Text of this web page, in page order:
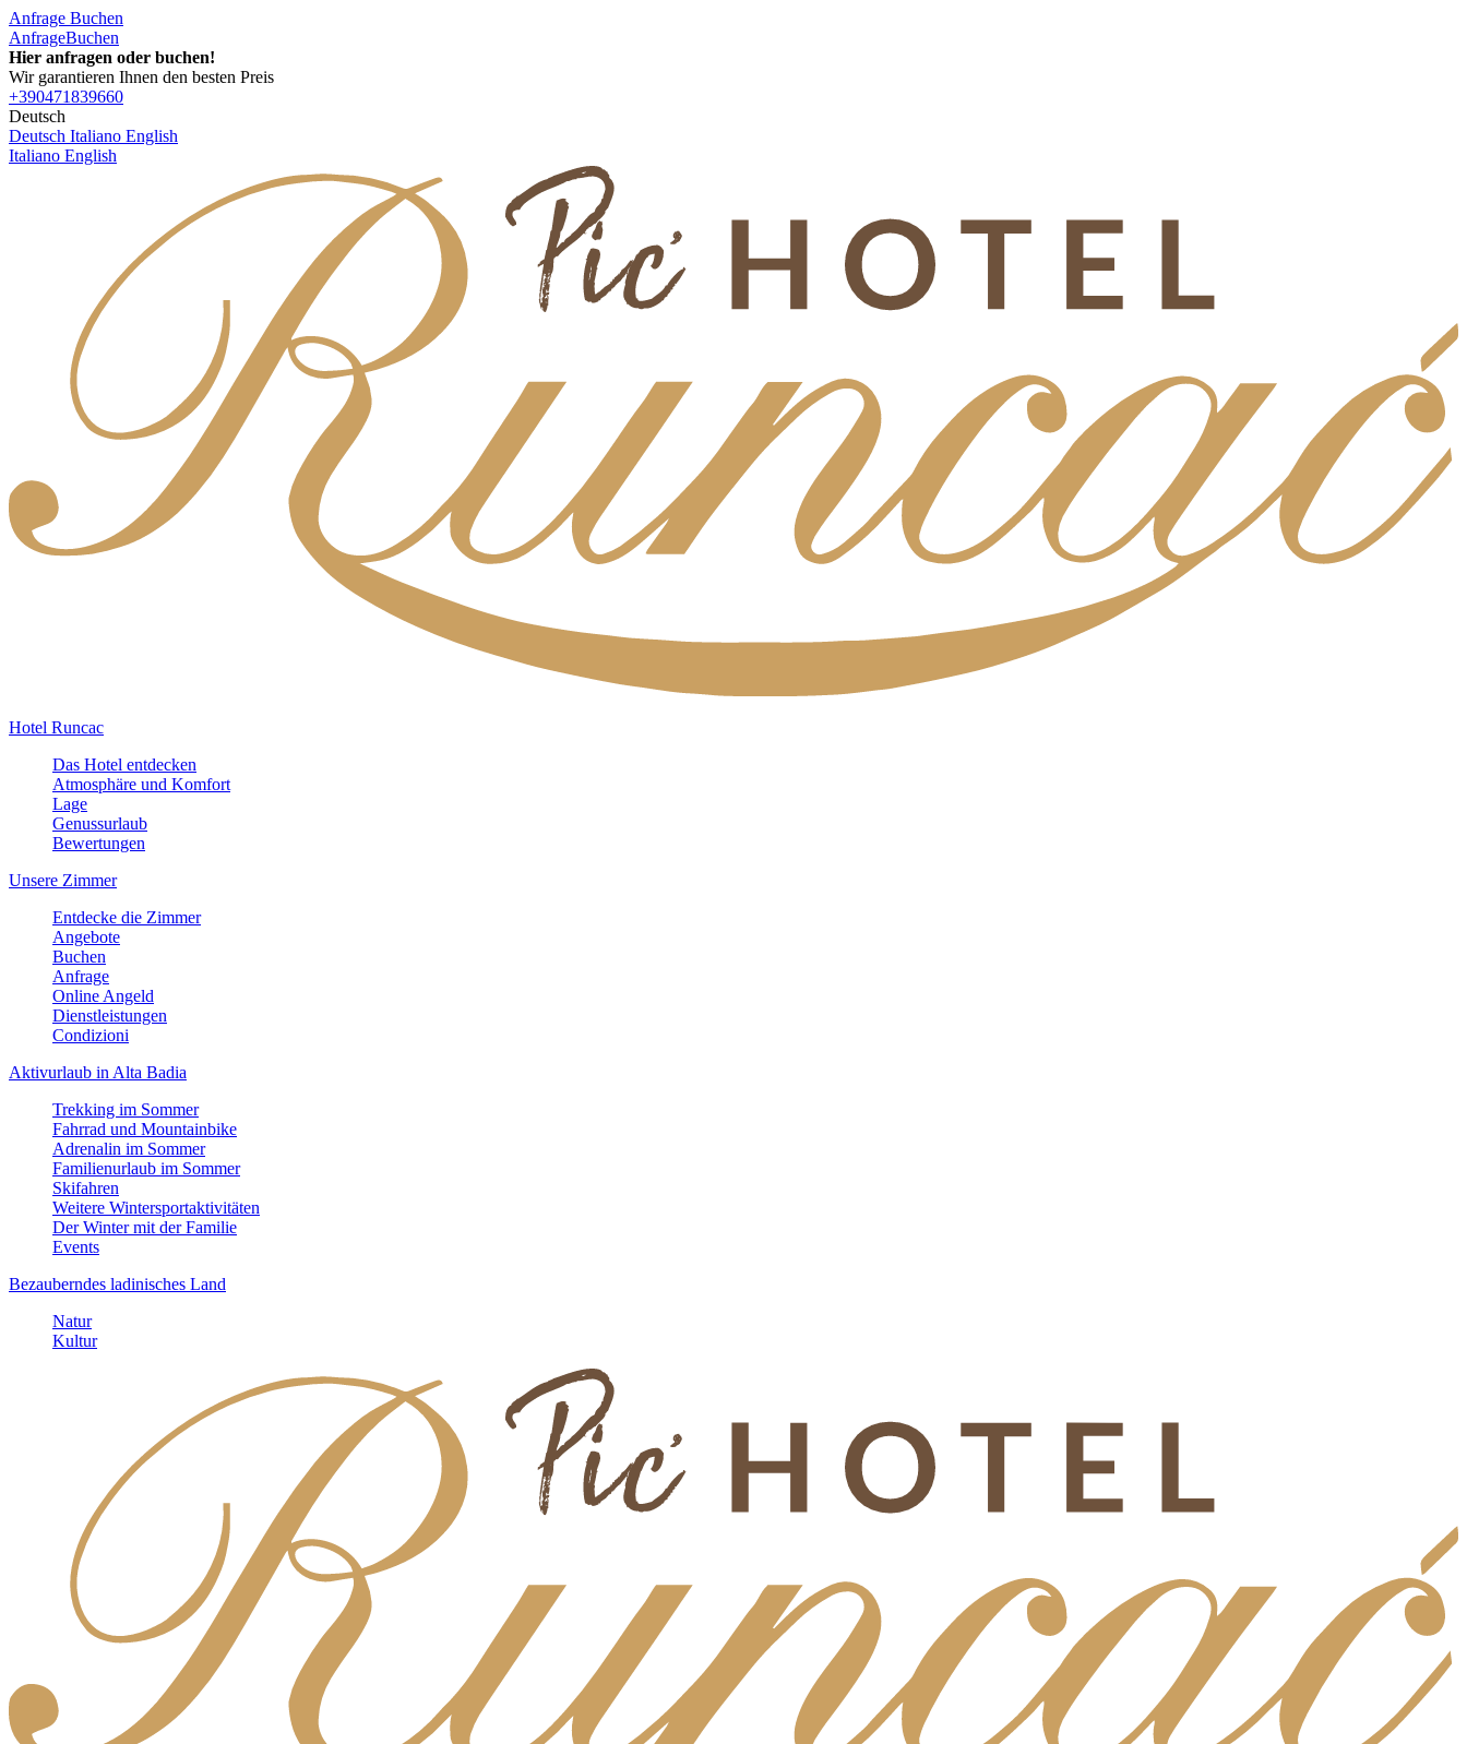
Anfrage Buchen
AnfrageBuchen
Hier anfragen oder buchen!
Wir garantieren Ihnen den besten Preis
+390471839660
Deutsch
Deutsch Italiano English
Italiano English
Hotel Runcac
Das Hotel entdecken
Atmosphäre und Komfort
Lage
Genussurlaub
Bewertungen
Unsere Zimmer
Entdecke die Zimmer
Angebote
Buchen
Anfrage
Online Angeld
Dienstleistungen
Condizioni
Aktivurlaub in Alta Badia
Trekking im Sommer
Fahrrad und Mountainbike
Adrenalin im Sommer
Familienurlaub im Sommer
Skifahren
Weitere Wintersportaktivitäten
Der Winter mit der Familie
Events
Bezauberndes ladinisches Land
Natur
Kultur